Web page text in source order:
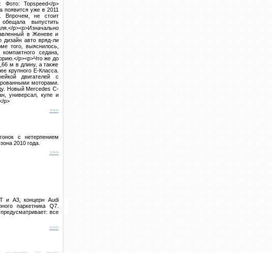
Topspeed</p>
появится уже в 2011
Впрочем, не стоит
выпустить
в Женеве и
дизайн авто вряд-ли
того, выяснилось,
седана,
p><p>Что же до
м в длину, а также
крупного E-Класса.
двигателей с
моторами.
Новый Mercedes C-
универсал, купе и
p>
>>>
с нетерпением
2010 года.
>>>
и A3, концерн Audi
паркетника Q7.
все
>>>